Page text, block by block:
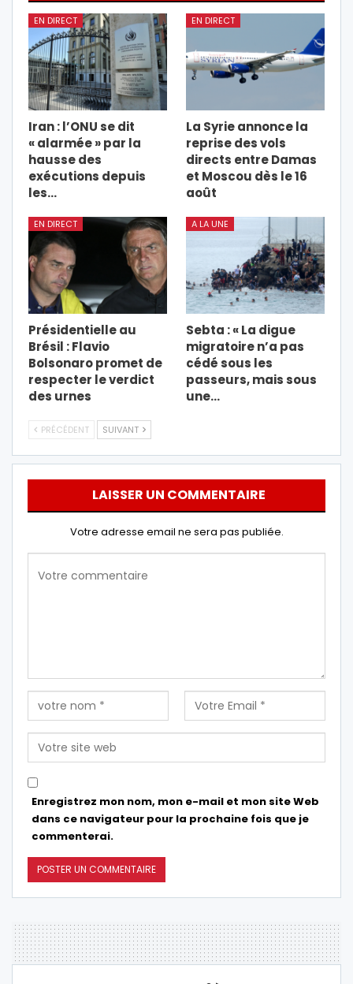
EN DIRECT
Iran : l’ONU se dit
« alarmée » par la
hausse des
exécutions depuis
les…
EN DIRECT
La Syrie annonce la
reprise des vols
directs entre Damas
et Moscou dès le 16
août
EN DIRECT
Présidentielle au
Brésil : Flavio
Bolsonaro promet de
respecter le verdict
des urnes
A LA UNE
Sebta : « La digue
migratoire n’a pas
cédé sous les
passeurs, mais sous
une…
PRÉCÉDENT SUIVANT
LAISSER UN COMMENTAIRE
Votre adresse email ne sera pas publiée.
Enregistrez mon nom, mon e-mail et mon site Web
dans ce navigateur pour la prochaine fois que je
commenterai.